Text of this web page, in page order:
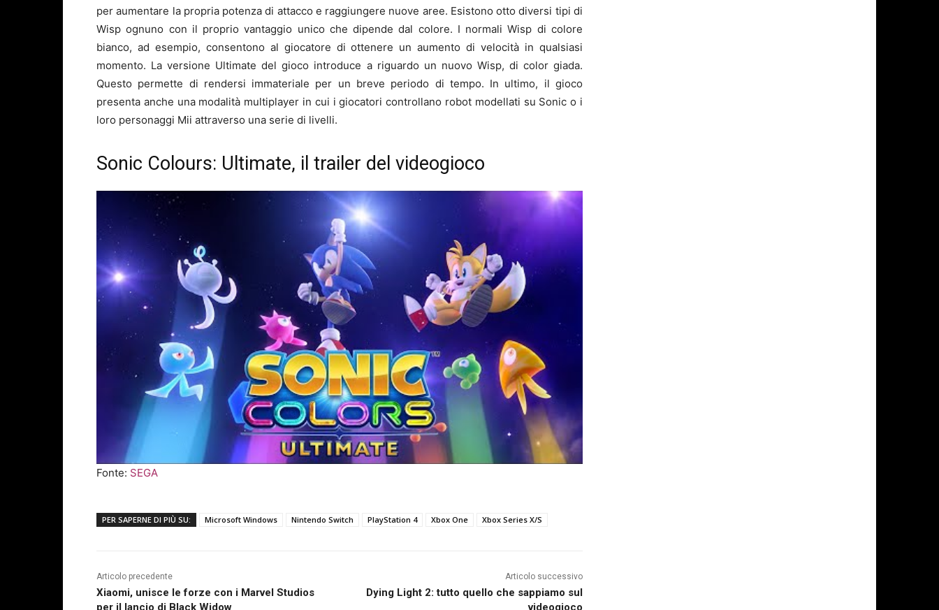
per aumentare la propria potenza di attacco e raggiungere nuove aree. Esistono otto diversi tipi di
Wisp ognuno con il proprio vantaggio unico che dipende dal colore. I normali Wisp di colore
bianco, ad esempio, consentono al giocatore di ottenere un aumento di velocità in qualsiasi
momento. La versione Ultimate del gioco introduce a riguardo un nuovo Wisp, di color giada.
Questo permette di rendersi immateriale per un breve periodo di tempo. In ultimo, il gioco
presenta anche una modalità multiplayer in cui i giocatori controllano robot modellati su Sonic o i
loro personaggi Mii attraverso una serie di livelli.
Sonic Colours: Ultimate, il trailer del videogioco
Fonte: SEGA
PER SAPERNE DI PIÙ SU: Microsoft Windows Nintendo Switch PlayStation 4 Xbox One Xbox Series X/S
Articolo precedente
Xiaomi, unisce le forze con i Marvel Studios
per il lancio di Black Widow
Articolo successivo
Dying Light 2: tutto quello che sappiamo sul
videogioco